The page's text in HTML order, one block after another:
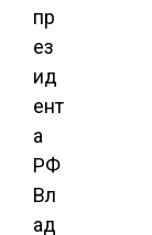
пр
ез
ид
ент
а
РФ
Вл
ад